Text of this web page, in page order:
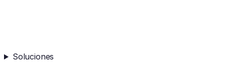
Soluciones